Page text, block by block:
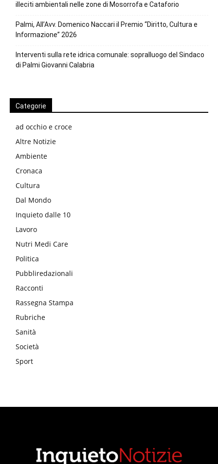
illeciti ambientali nelle zone di Mosorrofa e Cataforio
Palmi, All’Avv. Domenico Naccari il Premio “Diritto, Cultura e
Informazione” 2026
Interventi sulla rete idrica comunale: sopralluogo del Sindaco
di Palmi Giovanni Calabria
Categorie
ad occhio e croce
Altre Notizie
Ambiente
Cronaca
Cultura
Dal Mondo
Inquieto dalle 10
Lavoro
Nutri Medi Care
Politica
Pubbliredazionali
Racconti
Rassegna Stampa
Rubriche
Sanità
Società
Sport